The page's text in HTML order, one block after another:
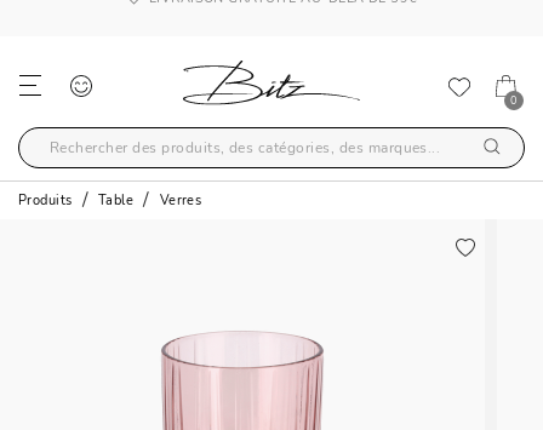
0
Produits Table Verres